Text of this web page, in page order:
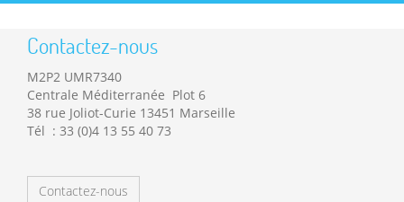
Contactez-nous
M2P2 UMR7340
Centrale Méditerranée Plot 6
38 rue Joliot-Curie 13451 Marseille
Tél : 33 (0)4 13 55 40 73
Contactez-nous